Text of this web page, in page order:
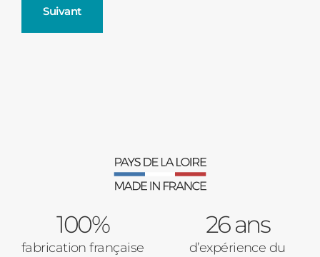
Suivant
Verrière intérieures
Baies Vitrées
Pavillon
100%
fabrication française
26 ans
d’expérience du